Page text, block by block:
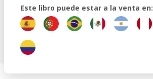
Este libro puede estar a la venta en: